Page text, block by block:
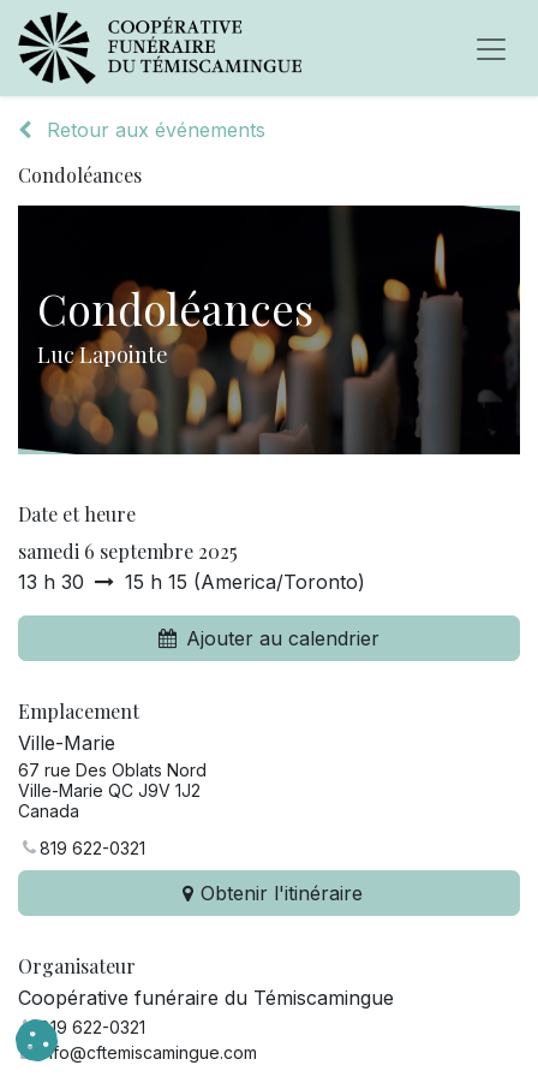
Retour aux événements
Condoléances
Condoléances
Luc Lapointe
Date et heure
samedi 6 septembre 2025
13 h 30 15 h 15 (America/Toronto)
Ajouter au calendrier
Emplacement
Ville-Marie
67 rue Des Oblats Nord
Ville-Marie QC J9V 1J2
Canada
819 622-0321
Obtenir l'itinéraire
Organisateur
Coopérative funéraire du Témiscamingue
819 622-0321
info@cftemiscamingue.com